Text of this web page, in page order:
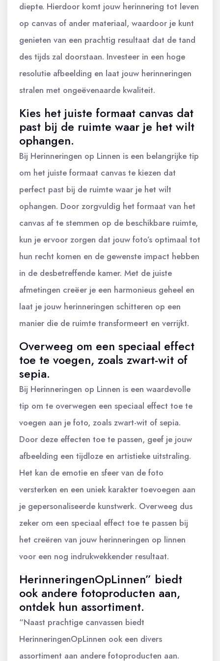
diepte. Hierdoor komt jouw herinnering tot leven
op canvas of ander materiaal, waardoor je kunt
genieten van een prachtig resultaat dat de tand
des tijds zal doorstaan. Investeer in een hoge
resolutie afbeelding en laat jouw herinneringen
stralen met ongeëvenaarde kwaliteit.
Kies het juiste formaat canvas dat
past bij de ruimte waar je het wilt
ophangen.
Bij Herinneringen op Linnen is een belangrijke tip
om het juiste formaat canvas te kiezen dat
perfect past bij de ruimte waar je het wilt
ophangen. Door zorgvuldig het formaat van het
canvas af te stemmen op de beschikbare ruimte,
kun je ervoor zorgen dat jouw foto’s optimaal tot
hun recht komen en de gewenste impact hebben
in de desbetreffende kamer. Met de juiste
afmetingen creëer je een harmonieus geheel en
laat je jouw herinneringen schitteren op een
manier die de ruimte transformeert en verrijkt.
Overweeg om een speciaal effect
toe te voegen, zoals zwart-wit of
sepia.
Bij Herinneringen op Linnen is een waardevolle
tip om te overwegen een speciaal effect toe te
voegen aan je foto, zoals zwart-wit of sepia.
Door deze effecten toe te passen, geef je jouw
afbeelding een tijdloze en artistieke uitstraling.
Het kan de emotie en sfeer van de foto
versterken en een uniek karakter toevoegen aan
je gepersonaliseerde kunstwerk. Overweeg dus
zeker om een speciaal effect toe te passen bij
het creëren van jouw herinneringen op linnen
voor een nog indrukwekkender resultaat.
HerinneringenOpLinnen” biedt
ook andere fotoproducten aan,
ontdek hun assortiment.
“Naast prachtige canvassen biedt
HerinneringenOpLinnen ook een divers
assortiment aan andere fotoproducten aan.